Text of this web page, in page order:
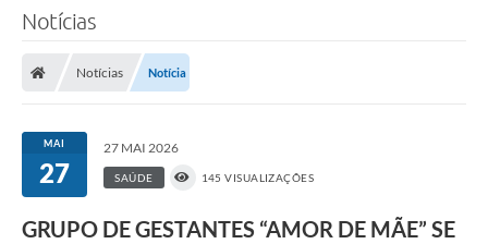
Notícias
Notícias Notícia
MAI
27
27 MAI 2026
SAÚDE 145 VISUALIZAÇÕES
GRUPO DE GESTANTES “AMOR DE MÃE” SE